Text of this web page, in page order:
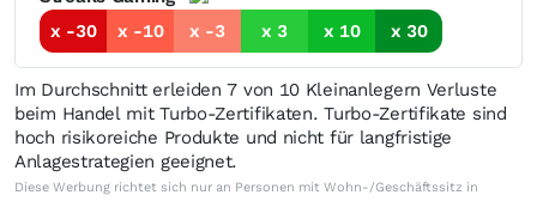
x -30
x -10 x -3 x 3 x 10 x 30
Im Durchschnitt erleiden 7 von 10 Kleinanlegern Verluste
beim Handel mit Turbo-Zertifikaten. Turbo-Zertifikate sind
hoch risikoreiche Produkte und nicht für langfristige
Anlagestrategien geeignet.
Diese Werbung richtet sich nur an Personen mit Wohn-/Geschäftssitz in